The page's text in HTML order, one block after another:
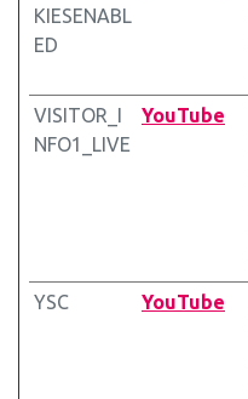
KIESENABL
ED
VISITOR_I
NFO1_LIVE
YouTube
YSC YouTube